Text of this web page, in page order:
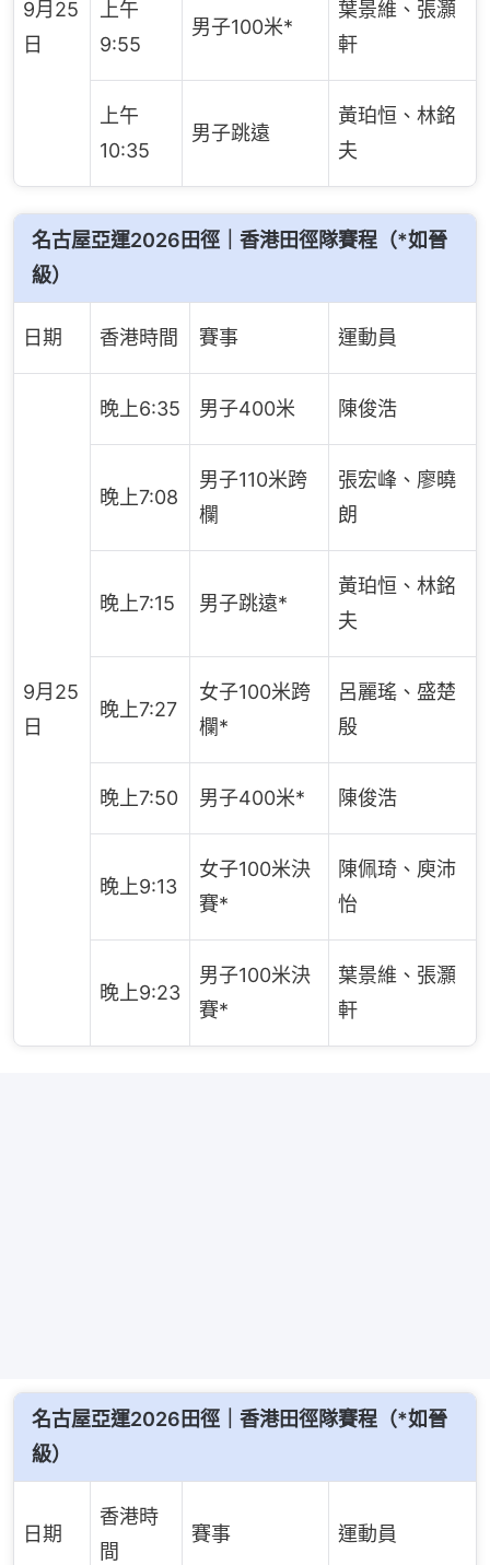
9月25
日
上午
9:55
男子100米*
葉景維、張灝
軒
上午
10:35
男子跳遠
黃珀恒、林銘
夫
名古屋亞運2026田徑｜香港田徑隊賽程（*如晉
級）
日期 香港時間 賽事 運動員
9月25
日
晚上6:35 男子400米 陳俊浩
晚上7:08
男子110米跨
欄
張宏峰、廖曉
朗
晚上7:15 男子跳遠*
黃珀恒、林銘
夫
晚上7:27
女子100米跨
欄*
呂麗瑤、盛楚
殷
晚上7:50 男子400米* 陳俊浩
晚上9:13
女子100米決
賽*
陳佩琦、庾沛
怡
晚上9:23
男子100米決
賽*
葉景維、張灝
軒
名古屋亞運2026田徑｜香港田徑隊賽程（*如晉
級）
日期
香港時
間
賽事 運動員